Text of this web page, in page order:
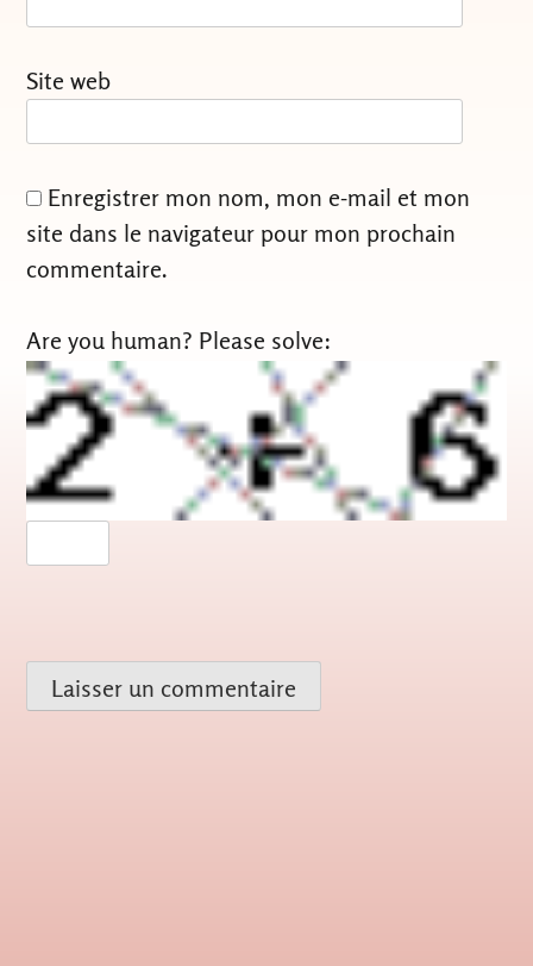
Site web
Enregistrer mon nom, mon e-mail et mon
site dans le navigateur pour mon prochain
commentaire.
Are you human? Please solve: